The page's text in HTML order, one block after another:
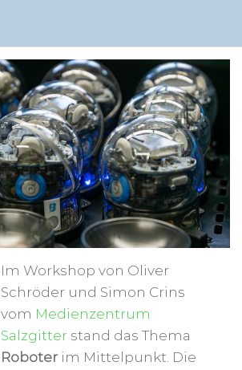
Im Workshop von Oliver
Schröder und Simon Crins
vom Medienzentrum
Salzgitterstand das Thema
Roboterim Mittelpunkt. Die